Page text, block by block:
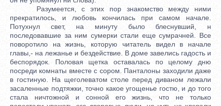
Разумеется, с этих пор знакомство между ними
прекратилось, и любовь кончилась при самом начале.
Потухнул свет, на минуту было блеснувший, н
последовавшие за ним сумерки стали еще сумрачней. Все
поворотило на жизнь, которую читатель видел в начале
главы,- на лежанье и бездействие. В доме завелись гадость и
беспорядок. Половая щетка оставалась по целому дню
посреди комнаты вместе с сором. Панталоны заходили даже
в гостиную. На щеголеватом столе перед диваном лежали
засаленные подтяжки, точно какое угощенье гостю, и до того
стала ничтожной и сонной его жизнь, что не только